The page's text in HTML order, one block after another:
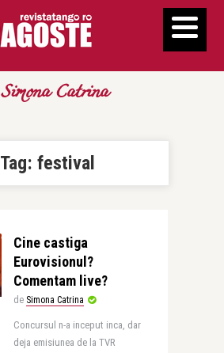
Simona Catrina
Tag: festival
Cine castiga
Eurovisionul?
Comentam live?
de Simona Catrina
Concursul n-a inceput inca, dar
deja emisiunea de la TVR